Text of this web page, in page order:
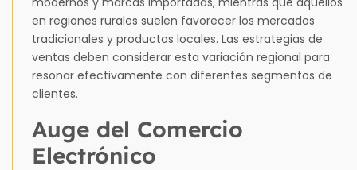
en regiones rurales suelen favorecer los mercados
tradicionales y productos locales. Las estrategias de
ventas deben considerar esta variación regional para
resonar efectivamente con diferentes segmentos de
clientes.
Auge del Comercio
Electrónico